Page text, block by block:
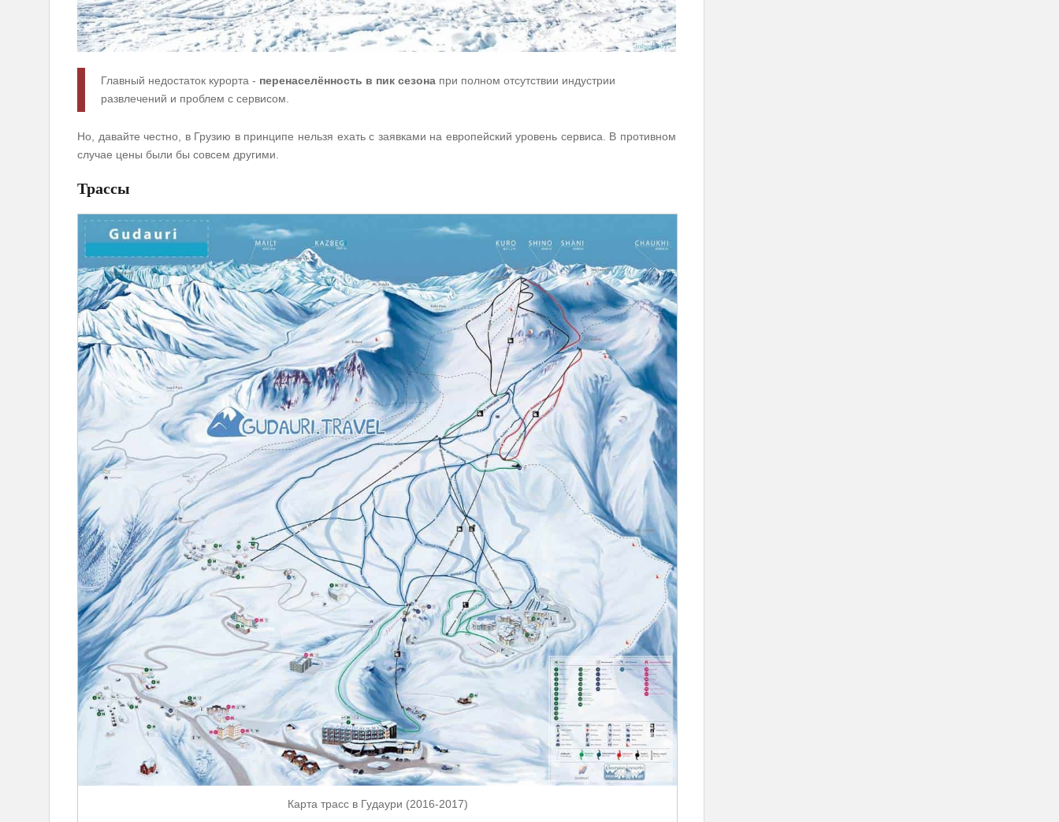
Главный недостаток курорта - перенаселённость в пик сезона при полном отсутствии индустрии
развлечений и проблем с сервисом.
Но, давайте честно, в Грузию в принципе нельзя ехать с заявками на европейский уровень сервиса. В противном
случае цены были бы совсем другими.
Трассы
Карта трасс в Гудаури (2016-2017)